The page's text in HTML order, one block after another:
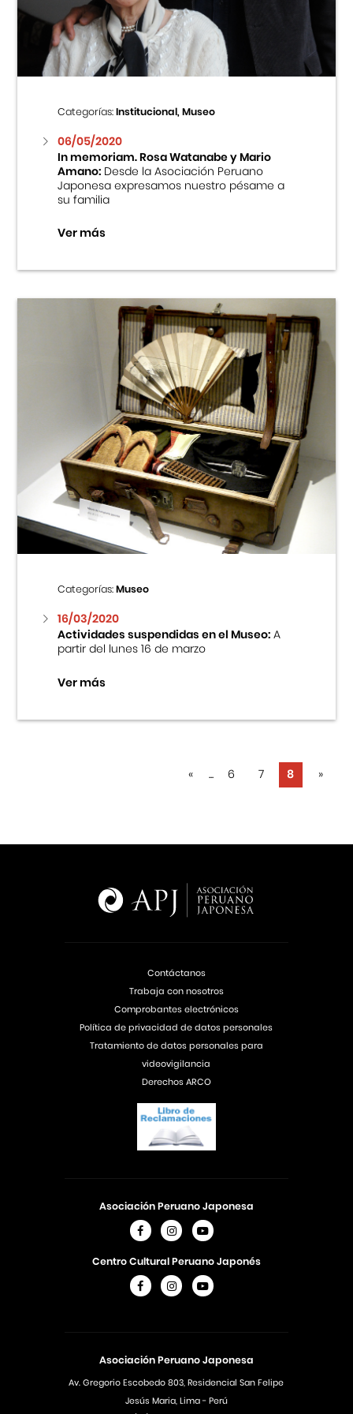
Centro Cultural Peruano Japonés
Cursos
Museo de la Inmigración Japonesa
Fondo Editorial
Teatro Peruano Japonés
Categorías:Institucional, Museo
06/05/2020
In memoriam. Rosa Watanabe y Mario
Amano:Desde la Asociación Peruano
Japonesa expresamos nuestro pésame a
su familia
Ver más
Categorías:Museo
16/03/2020
Actividades suspendidas en el Museo:A
partir del lunes 16 de marzo
Ver más
« ... 6 7 8 »
Asociación Peruano Japonesa
Av. Gregorio Escobedo 803, Residencial San Felipe
Jesús Maria, Lima - Perú
Asociación Peruano Japonesa
Centro Cultural Peruano Japonés
Contáctanos
Trabaja con nosotros
Comprobantes electrónicos
Política de privacidad de datos personales
Tratamiento de datos personales para
videovigilancia
Derechos ARCO